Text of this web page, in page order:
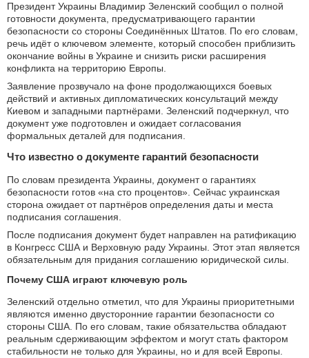
ЭГОИЗМ
БЛОГ
Президент Украины Владимир Зеленский сообщил о полной
готовности документа, предусматривающего гарантии
безопасности со стороны Соединённых Штатов. По его словам,
речь идёт о ключевом элементе, который способен приблизить
окончание войны в Украине и снизить риски расширения
конфликта на территорию Европы.
Заявление прозвучало на фоне продолжающихся боевых
действий и активных дипломатических консультаций между
Киевом и западными партнёрами. Зеленский подчеркнул, что
документ уже подготовлен и ожидает согласования
формальных деталей для подписания.
Что известно о документе гарантий безопасности
По словам президента Украины, документ о гарантиях
безопасности готов «на сто процентов». Сейчас украинская
сторона ожидает от партнёров определения даты и места
подписания соглашения.
После подписания документ будет направлен на ратификацию
в Конгресс США и Верховную раду Украины. Этот этап является
обязательным для придания соглашению юридической силы.
Почему США играют ключевую роль
Зеленский отдельно отметил, что для Украины приоритетными
являются именно двусторонние гарантии безопасности со
стороны США. По его словам, такие обязательства обладают
реальным сдерживающим эффектом и могут стать фактором
стабильности не только для Украины, но и для всей Европы.